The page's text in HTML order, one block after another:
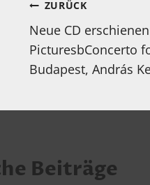
ZURÜCK
Neue CD
PicturesbConcerto
Budapest, András
Beiträge